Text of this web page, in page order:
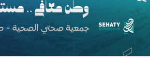
التجاوز
إلى
المحتوى
جمعية صحتي | طلعة
وطن معافى .. مستقبل أقوى